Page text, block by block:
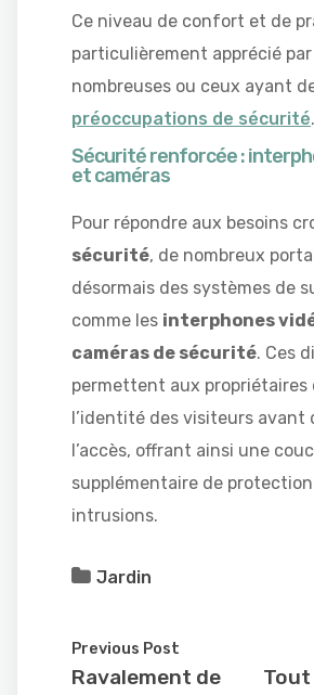
Ce niveau de confort et de
particulièrement apprécié
nombreuses ou ceux ayant
préoccupations de sécurité.
Sécurité renforcée :
et caméras
Pour répondre aux besoins
sécurité, de nombreux
désormais des systèmes de
comme les interphones
caméras de sécurité. Ces
permettent aux propriétaires
l’identité des visiteurs avant
l’accès, offrant ainsi une
supplémentaire de
intrusions.
Jardin
Previous Post
Ravalement de